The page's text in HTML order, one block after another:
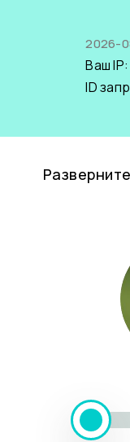
2026-
Ваш
ID